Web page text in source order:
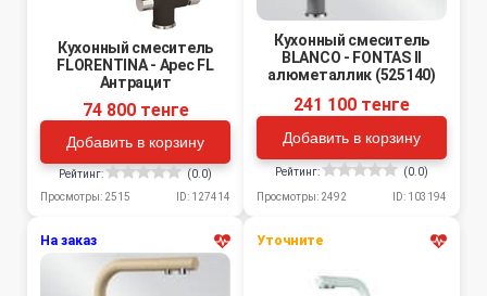
Кухонный смеситель
FLORENTINA - Арес FL
Антрацит
74 800 тенге
Добавить в корзину
Рейтинг:
(0.0)
Просмотры: 2515
ID: 127414
Кухонный смеситель
BLANCO - FONTAS II
алюметаллик (525140)
241 100 тенге
Добавить в корзину
Рейтинг: (0.0)
Просмотры: 2492 ID: 103194
На заказ Уточните